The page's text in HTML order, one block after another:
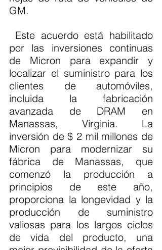
GM.
por las inversiones continuas
de Micron para expandir y
localizar el suministro para los
clientes de automóviles,
incluida la fabricación
avanzada de DRAM en
Manassas, Virginia. La
inversión de $ 2 mil millones de
Micron para modernizar su
fábrica de Manassas, que
comenzó la producción a
principios de este año,
proporciona la longevidad y la
producción de suministro
valiosas para los largos ciclos
de vida del producto, una